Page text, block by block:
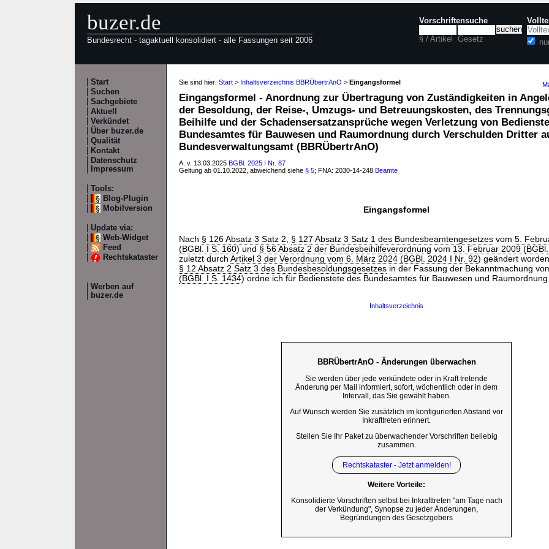
buzer.de
Bundesrecht - tagaktuell konsolidiert - alle Fassungen seit 2006
Vorschriftensuche
§ / Artikel Gesetz
Start
Suchen
Sachgebiete
Aktuell
Verkündet
Über buzer.de
Qualität
Kontakt
Datenschutz
Impressum
Tools:
Blog-Plugin
Mobilversion
Update via:
Web-Widget
Feed
Rechtskataster
Werben auf
buzer.de
Sie sind hier: Start > Inhaltsverzeichnis BBRÜbertrAnO > Eingangsformel
Eingangsformel - Anordnung zur Übertragung von Zuständigkeiten in
der Besoldung, der Reise-, Umzugs- und Betreuungskosten, des
Beihilfe und der Schadensersatzansprüche wegen Verletzung von
Bundesamtes für Bauwesen und Raumordnung durch Verschulden Dritter
Bundesverwaltungsamt (BBRÜbertrAnO)
A. v. 13.03.2025 BGBl. 2025 I Nr. 87
Geltung ab 01.10.2022, abweichend siehe § 5; FNA: 2030-14-248 Beamte
Eingangsformel
Nach § 126 Absatz 3 Satz 2 § 127 Absatz 3 Satz 1 des Bundesbeamtengesetzes vom 5.
(BGBl. I S. 160) und § 56 Absatz 2 der Bundesbeihilfeverordnung vom 13. Februar 2009
zuletzt durch Artikel 3 der Verordnung vom 6. März 2024 (BGBl. 2024 I Nr. 92) geändert
§ 12 Absatz 2 Satz 3 des Bundesbesoldungsgesetzes in der Fassung der Bekanntmachung
(BGBl. I S. 1434) ordne ich für Bedienstete des Bundesamtes für Bauwesen und Raumordnung
Inhaltsverzeichnis
BBRÜbertrAnO - Änderungen überwachen
Sie werden über jede verkündete oder in Kraft tretende
Änderung per Mail informiert, sofort, wöchentlich oder in dem
Intervall, das Sie gewählt haben.
Auf Wunsch werden Sie zusätzlich im konfigurierten Abstand vor
Inkrafttreten erinnert.
Stellen Sie Ihr Paket zu überwachender Vorschriften beliebig
zusammen.
Rechtskataster - Jetzt anmelden!
Weitere Vorteile:
Konsolidierte Vorschriften selbst bei Inkrafttreten "am Tage nach
der Verkündung", Synopse zu jeder Änderungen,
Begründungen des Gesetzgebers